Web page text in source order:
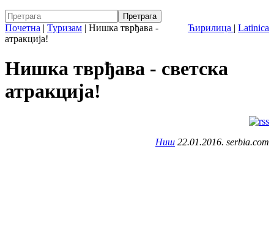
Ћирилица | Latinica
Почетна | Туризам | Нишка тврђава -
атракција!
Нишка тврђава - светска
атракција!
Ниш 22.01.2016. serbia.com